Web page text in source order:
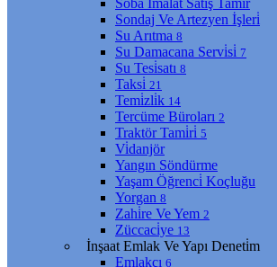
Sondaj Ve Artezyen İşleri̇
Su Arıtma 8
Su Damacana Servi̇si̇ 7
Su Tesi̇satı 8
Taksi̇ 21
Temi̇zli̇k 14
Tercüme Büroları 2
Traktör Tami̇ri̇ 5
Vi̇danjör
Yangın Söndürme
Yaşam Öğrenci̇ Koçluğu
Yorgan 8
Zahi̇re Ve Yem 2
Züccaci̇ye 13
İnşaat Emlak Ve Yapı Deneti̇m
Emlakçı 6